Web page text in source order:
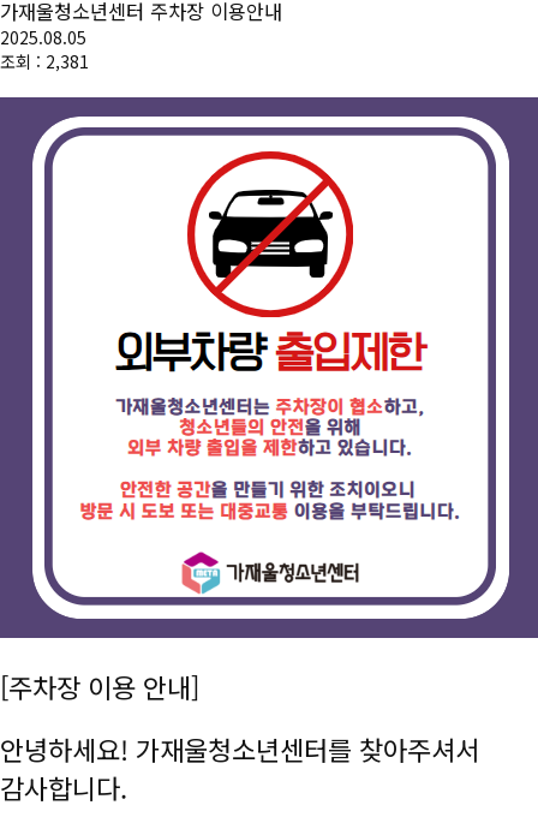
가재울청소년센터 주차장 이용안내
2025.08.05
조회 : 2,381
[주차장 이용 안내]
안녕하세요! 가재울청소년센터를 찾아주셔서
감사합니다.